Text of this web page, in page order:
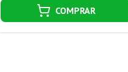
COMPRAR